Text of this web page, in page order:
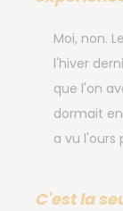
Moi, non.
l'hiver
que l'on
dormait
a vu l'ours
C'est la